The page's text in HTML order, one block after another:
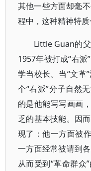
其他一些方面却毫
程中，这种精神特质
Little Guan的
1957年被打成“右
学当校长。当“文革
个“右派”分子自然
的是他能写写画画
乏的基本技能。因
现了：他一方面被
一方面经常被请到
从而受到“革命群众